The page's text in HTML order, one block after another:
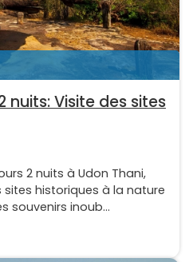
nuits: Visite des sites
2 nuits à Udon Thani,
historiques à la nature
souvenirs inoub...